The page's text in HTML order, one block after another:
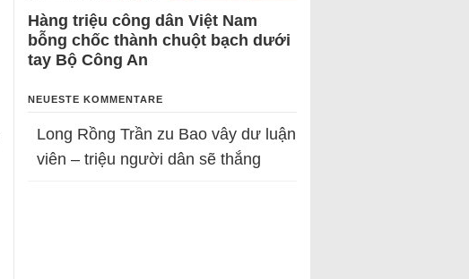
Hàng triệu công dân Việt Nam
bỗng chốc thành chuột bạch dưới
tay Bộ Công An
NEUESTE KOMMENTARE
Long Rồng Trần zu Bao vây dư luận
viên – triệu người dân sẽ thắng